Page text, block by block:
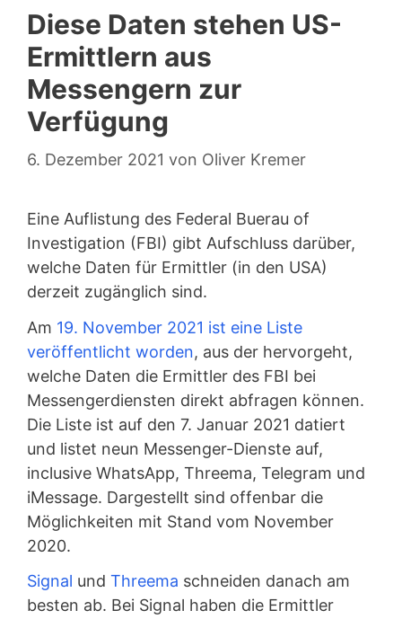
Diese Daten stehen US-
Ermittlern aus
Messengern zur
Verfügung
6. Dezember 2021 von Oliver Kremer
Eine Auflistung des Federal Buerau of
Investigation (FBI) gibt Aufschluss darüber,
welche Daten für Ermittler (in den USA)
derzeit zugänglich sind.
Am 19. November 2021 ist eine Liste
veröffentlicht worden, aus der hervorgeht,
welche Daten die Ermittler des FBI bei
Messengerdiensten direkt abfragen können.
Die Liste ist auf den 7. Januar 2021 datiert
und listet neun Messenger-Dienste auf,
inclusive WhatsApp, Threema, Telegram und
iMessage. Dargestellt sind offenbar die
Möglichkeiten mit Stand vom November
2020.
Signal und Threema schneiden danach am
besten ab. Bei Signal haben die Ermittler